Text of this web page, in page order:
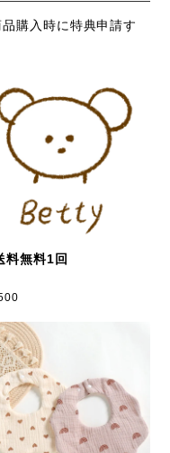
購入時に特典申請す
料無料1回